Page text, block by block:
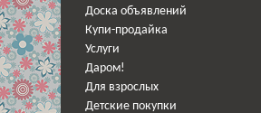
Доска объявлений
Купи-продайка
Услуги
Даром!
Для взрослых
Детские покупки